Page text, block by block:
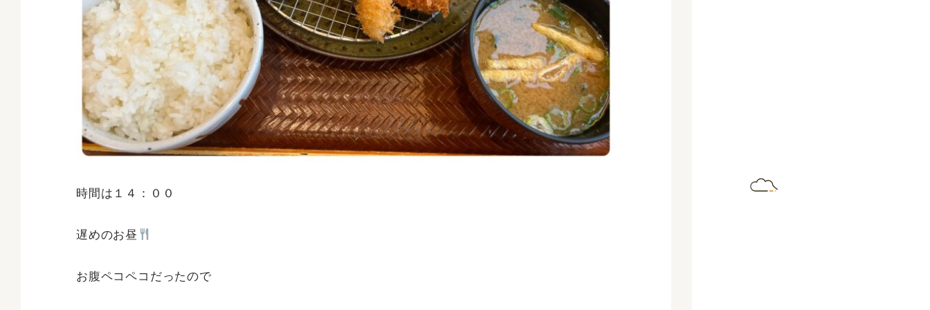
時間は１４：００
遅めのお昼
お腹ペコペコだったので